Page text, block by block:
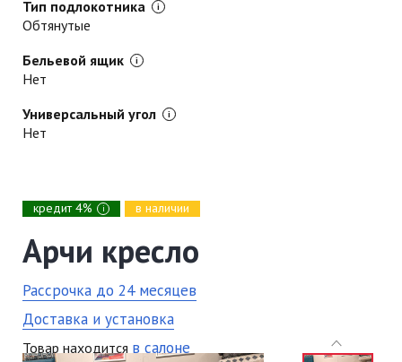
Тип подлокотника
Обтянутые
Бельевой ящик
Нет
Универсальный угол
Нет
кредит 4% i в наличии
Арчи кресло
Рассрочка до 24 месяцев
Доставка и установка
Товар находится в салоне